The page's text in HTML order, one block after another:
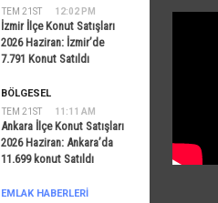
TEM 21ST 12:02 PM
İzmir İlçe Konut Satışları
2026 Haziran: İzmir’de
7.791 Konut Satıldı
TEM 21ST 11:11 AM
BÖLGESEL
Ankara İlçe Konut Satışları
2026 Haziran: Ankara’da
11.699 konut Satıldı
EMLAK HABERLERI